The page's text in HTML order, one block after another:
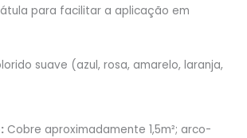
para facilitar a aplicação em
suave (azul, rosa, amarelo, laranja,
Cobre aproximadamente 1,5m²; arco-